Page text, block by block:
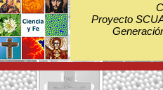
Proyecto